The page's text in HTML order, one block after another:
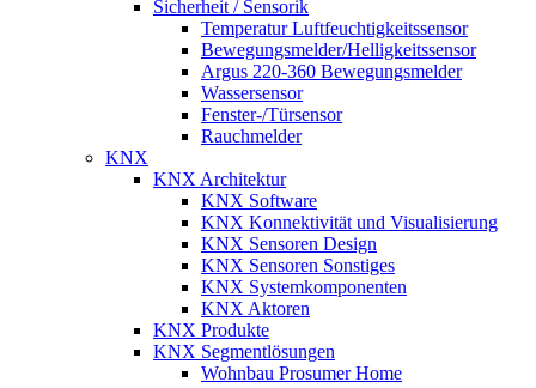
Sicherheit / Sensorik
Temperatur Luftfeuchtigkeitssensor
Bewegungsmelder/Helligkeitssensor
Argus 220-360 Bewegungsmelder
Wassersensor
Fenster-/Türsensor
Rauchmelder
KNX
KNX Architektur
KNX Software
KNX Konnektivität und Visualisierung
KNX Sensoren Design
KNX Sensoren Sonstiges
KNX Systemkomponenten
KNX Aktoren
KNX Produkte
KNX Segmentlösungen
Wohnbau Prosumer Home